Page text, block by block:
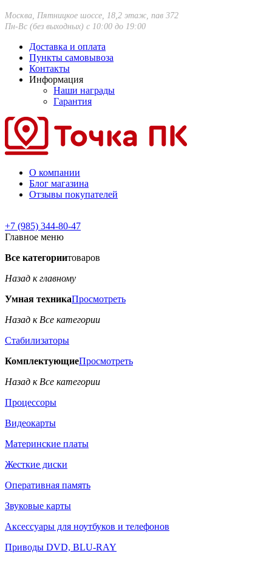
Москва, Пятницкое шоссе, 18,2 этаж, пав 372
Пн-Вс (без выходных) с 10:00 до 19:00
Доставка и оплата
Пункты самовывоза
Контакты
Информация
Наши награды
Гарантия
О компании
Блог магазина
Отзывы покупателей
+7 (985) 344-80-47
Главное меню
Все категориитоваров
Назад к главному
Умная техникаПросмотреть
Назад к Все категории
Стабилизаторы
КомплектующиеПросмотреть
Назад к Все категории
Процессоры
Видеокарты
Материнские платы
Жесткие диски
Оперативная память
Звуковые карты
Аксессуары для ноутбуков и телефонов
Приводы DVD, BLU-RAY